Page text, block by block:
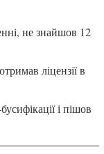
не знайшов 12
ліцензії в
і пішов